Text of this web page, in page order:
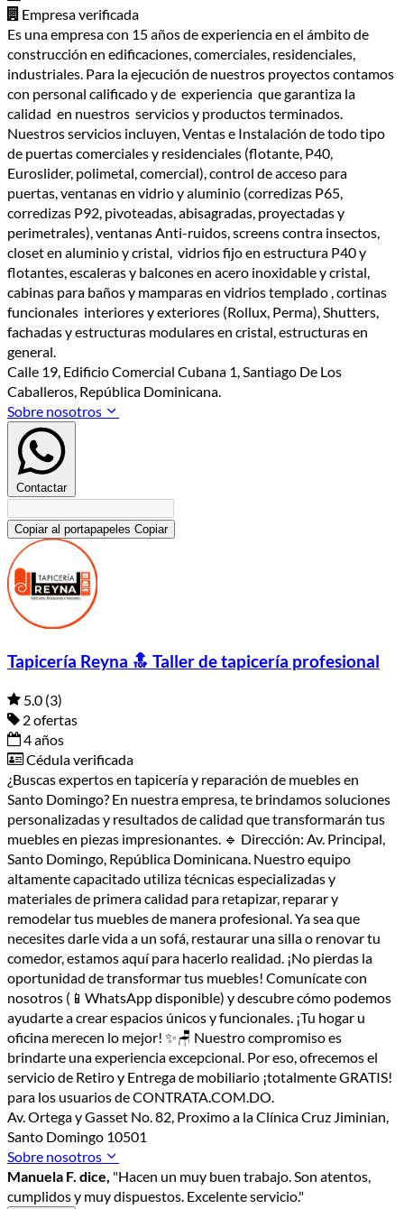
Empresa verificada
Es una empresa con 15 años de experiencia en el ámbito de
construcción en edificaciones, comerciales, residenciales,
industriales. Para la ejecución de nuestros proyectos contamos
con personal calificado y de experiencia que garantiza la
calidad en nuestros servicios y productos terminados.
Nuestros servicios incluyen, Ventas e Instalación de todo tipo
de puertas comerciales y residenciales (flotante, P40,
Euroslider, polimetal, comercial), control de acceso para
puertas, ventanas en vidrio y aluminio (corredizas P65,
corredizas P92, pivoteadas, abisagradas, proyectadas y
perimetrales), ventanas Anti-ruidos, screens contra insectos,
closet en aluminio y cristal, vidrios fijo en estructura P40 y
flotantes, escaleras y balcones en acero inoxidable y cristal,
cabinas para baños y mamparas en vidrios templado , cortinas
funcionales interiores y exteriores (Rollux, Perma), Shutters,
fachadas y estructuras modulares en cristal, estructuras en
general.
Calle 19, Edificio Comercial Cubana 1, Santiago De Los
Caballeros, República Dominicana.
Sobre nosotros
Contactar
Copiar al portapapeles Copiar
Tapicería Reyna 🔝 Taller de tapicería profesional
5.0 (3)
2 ofertas
4 años
Cédula verificada
¿Buscas expertos en tapicería y reparación de muebles en
Santo Domingo? En nuestra empresa, te brindamos soluciones
personalizadas y resultados de calidad que transformarán tus
muebles en piezas impresionantes. 🔹 Dirección: Av. Principal,
Santo Domingo, República Dominicana. Nuestro equipo
altamente capacitado utiliza técnicas especializadas y
materiales de primera calidad para retapizar, reparar y
remodelar tus muebles de manera profesional. Ya sea que
necesites darle vida a un sofá, restaurar una silla o renovar tu
comedor, estamos aquí para hacerlo realidad. ¡No pierdas la
oportunidad de transformar tus muebles! Comunícate con
nosotros (📱WhatsApp disponible) y descubre cómo podemos
ayudarte a crear espacios únicos y funcionales. ¡Tu hogar u
oficina merecen lo mejor! ✨🪑 Nuestro compromiso es
brindarte una experiencia excepcional. Por eso, ofrecemos el
servicio de Retiro y Entrega de mobiliario ¡totalmente GRATIS!
para los usuarios de CONTRATA.COM.DO.
Av. Ortega y Gasset No. 82, Proximo a la Clínica Cruz Jiminian,
Santo Domingo 10501
Sobre nosotros
Manuela F. dice, "Hacen un muy buen trabajo. Son atentos,
cumplidos y muy dispuestos. Excelente servicio."